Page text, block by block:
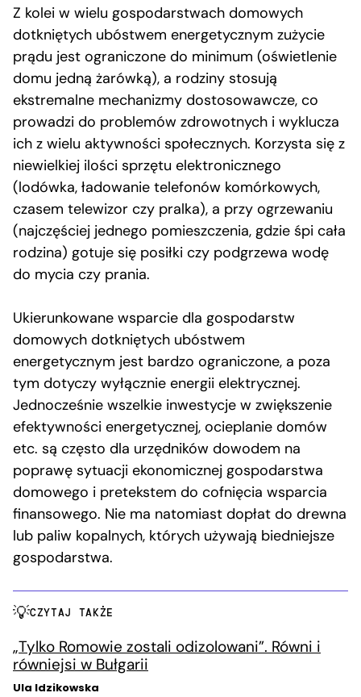
Z kolei w wielu gospodarstwach domowych
dotkniętych ubóstwem energetycznym zużycie
prądu jest ograniczone do minimum (oświetlenie
domu jedną żarówką), a rodziny stosują
ekstremalne mechanizmy dostosowawcze, co
prowadzi do problemów zdrowotnych i wyklucza
ich z wielu aktywności społecznych. Korzysta się z
niewielkiej ilości sprzętu elektronicznego
(lodówka, ładowanie telefonów komórkowych,
czasem telewizor czy pralka), a przy ogrzewaniu
(najczęściej jednego pomieszczenia, gdzie śpi cała
rodzina) gotuje się posiłki czy podgrzewa wodę
do mycia czy prania.
Ukierunkowane wsparcie dla gospodarstw
domowych dotkniętych ubóstwem
energetycznym jest bardzo ograniczone, a poza
tym dotyczy wyłącznie energii elektrycznej.
Jednocześnie wszelkie inwestycje w zwiększenie
efektywności energetycznej, ocieplanie domów
etc. są często dla urzędników dowodem na
poprawę sytuacji ekonomicznej gospodarstwa
domowego i pretekstem do cofnięcia wsparcia
finansowego. Nie ma natomiast dopłat do drewna
lub paliw kopalnych, których używają biedniejsze
gospodarstwa.
CZYTAJ TAKŻE
„Tylko Romowie zostali odizolowani”. Równi i
równiejsi w Bułgarii
Ula Idzikowska